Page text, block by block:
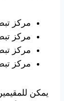
مركز
مركز
مركز
مركز
يمكن